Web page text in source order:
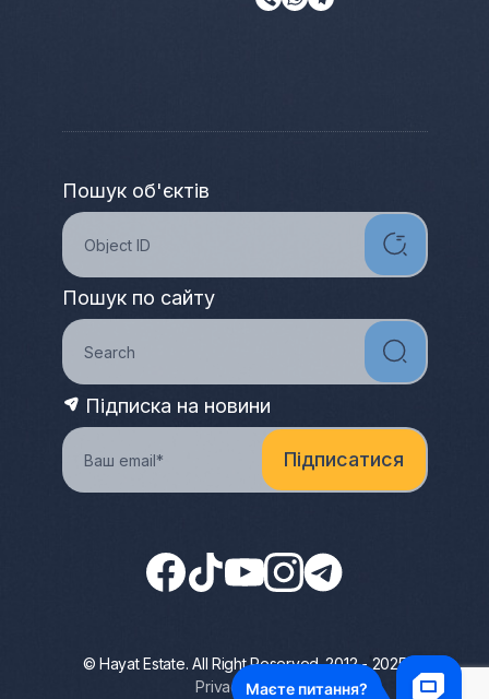
Пошук об'єктів
Пошук по сайту
Підписка на новини
© Hayat Estate. All Right Reserved. 2012 - 2025
Privacy Policy